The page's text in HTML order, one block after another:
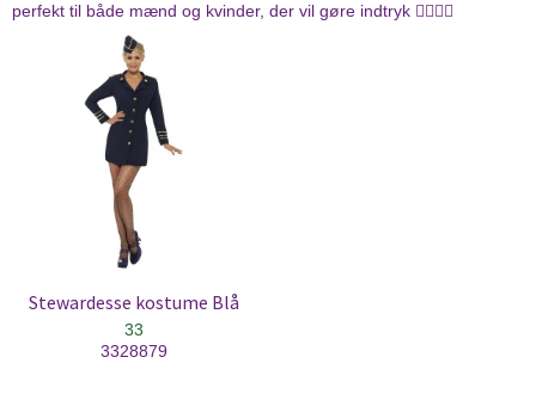
perfekt til både mænd og kvinder, der vil gøre indtryk 👨‍✈️👩‍✈️
Stewardesse kostume Blå
33
3328879